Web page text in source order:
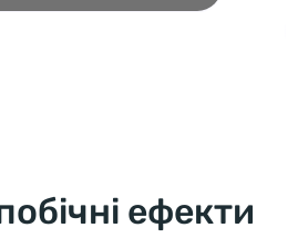
ефекти